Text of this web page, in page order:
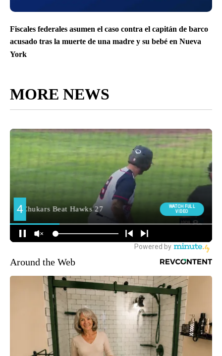
Fiscales federales asumen el caso contra el capitán de barco
acusado tras la muerte de una madre y su bebé en Nueva
York
MORE NEWS
Around the Web